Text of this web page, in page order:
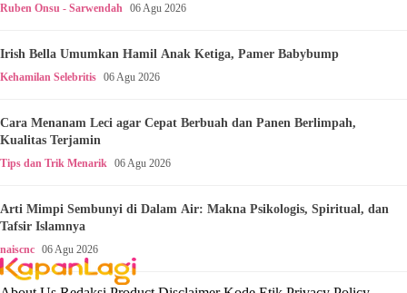
Ruben Onsu - Sarwendah 06 Agu 2026
Irish Bella Umumkan Hamil Anak Ketiga, Pamer Babybump
Kehamilan Selebritis 06 Agu 2026
Cara Menanam Leci agar Cepat Berbuah dan Panen Berlimpah,
Kualitas Terjamin
Tips dan Trik Menarik 06 Agu 2026
Arti Mimpi Sembunyi di Dalam Air: Makna Psikologis, Spiritual, dan
Tafsir Islamnya
naiscnc 06 Agu 2026